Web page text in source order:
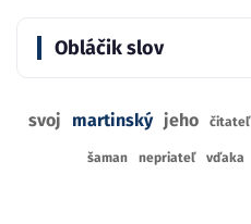
Obláčik slov
svoj martinský jeho čitateľ
šaman nepriateľ vďaka